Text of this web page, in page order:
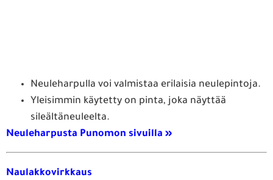
Neuleharpulla voi valmistaa erilaisia neulepintoja.
Yleisimmin käytetty on pinta, joka näyttää
sileältäneuleelta.
Neuleharpusta Punomon sivuilla »
Naulakkovirkkaus